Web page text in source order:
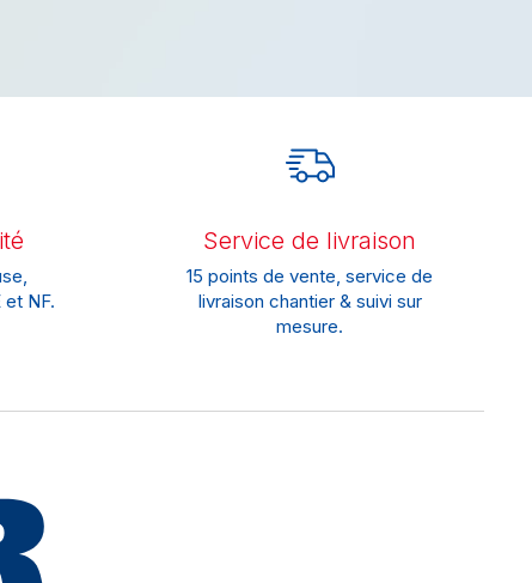
NF.
Service de livraison
15 points de vente, service de
livraison chantier & suivi sur
mesure.